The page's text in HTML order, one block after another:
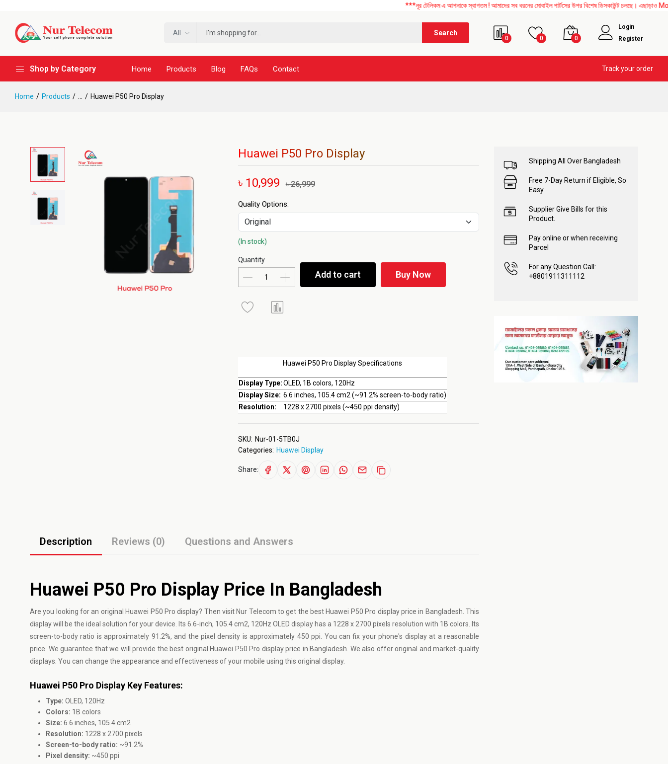
***নূর টেলিকম এ আপনাকে স্বাগতম ! আমাদের সব ধরনের মোবাইল পার্টসের উপর বিশেষ ডিসকাউন্ট চলছে। এছাড়াও Mother
All Search
0 0 0
Login
Register
Shop by Category Home Products Blog FAQs Contact Track your order
Home Products Huawei P50 Pro Display
Huawei P50 Pro Display
৳ 10,999 ৳ 26,999
Huawei P50 Pro Display Specifications
Display Type:OLED, 1B colors, 120Hz
Display Size: 6.6 inches, 105.4 cm2 (~91.2% screen-to-body ratio)
Resolution:
1228 x 2700 pixels (~450 ppi density)
Quality Options:
(In stock)
Quantity
Add to cart Buy Now
SKU: Nur-01-5TB0J
Categories: Huawei Display
Share:
Description Reviews (0) Questions and Answers
Huawei P50 Pro Display Price In Bangladesh
Are you looking for an original Huawei P50 Pro display? Then visit Nur Telecom to get the best Huawei P50 Pro display price in Bangladesh. This
display will be the ideal solution for your device. Its 6.6-inch, 105.4 cm2, 120Hz OLED display has a 1228 x 2700 pixels resolution with 1B colors. Its
screen-to-body ratio is approximately 91.2%, and the pixel density is approximately 450 ppi. You can fix your phone's display at a reasonable
price. We guarantee that we will provide the best original Huawei P50 Pro display price in Bangladesh. We also offer original and market-quality
displays. You can change the appearance and effectiveness of your mobile using this original display.
Huawei P50 Pro Display Key Features:
Type: OLED, 120Hz
Colors: 1B colors
Size: 6.6 inches, 105.4 cm2
Resolution: 1228 x 2700 pixels
Screen-to-body ratio: ~91.2%
Pixel density: ~450 ppi
Shipping All Over Bangladesh
Free 7-Day Return if Eligible, So
Easy
Supplier Give Bills for this
Product.
Pay online or when receiving
Parcel
For any Question Call:
+8801911311112